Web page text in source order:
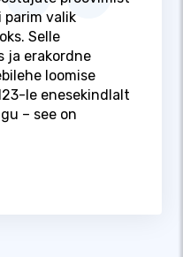
parim valik
Selle
ja erakordne
loomise
le enesekindlalt
– see on